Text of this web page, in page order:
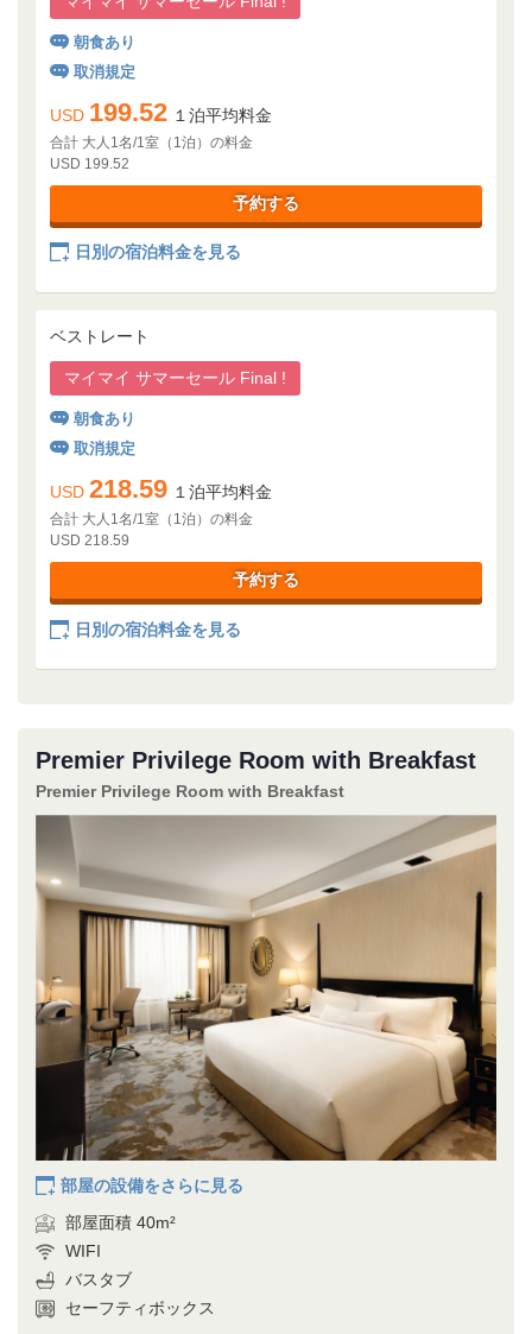
朝食あり
取消規定
USD 199.52 １泊平均料金
合計 大人1名/1室（1泊）の料金
USD 199.52
予約する
日別の宿泊料金を見る
ベストレート
マイマイ サマーセール Final !
朝食あり
取消規定
USD 218.59 １泊平均料金
合計 大人1名/1室（1泊）の料金
USD 218.59
予約する
日別の宿泊料金を見る
Premier Privilege Room with Breakfast
Premier Privilege Room with Breakfast
部屋の設備をさらに見る
部屋面積 40m²
WIFI
バスタブ
セーフティボックス